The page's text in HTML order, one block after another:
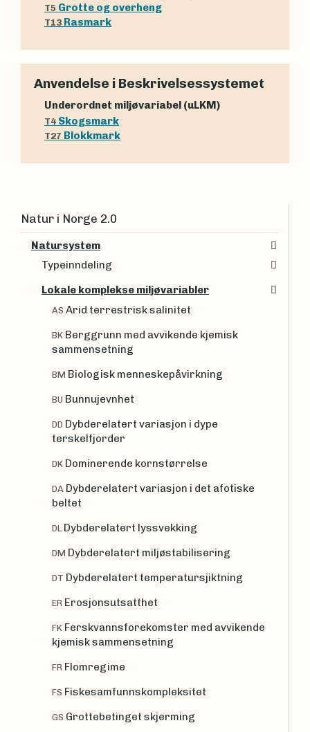
T5 Grotte og overheng
T13 Rasmark
Anvendelse i Beskrivelsessystemet
Underordnet miljøvariabel (uLKM)
T4 Skogsmark
T27 Blokkmark
Natur i Norge 2.0
Natursystem
Typeinndeling
Lokale komplekse miljøvariabler
AS Arid terrestrisk salinitet
BK Berggrunn med avvikende kjemisk
sammensetning
BM Biologisk menneskepåvirkning
BU Bunnujevnhet
DD Dybderelatert variasjon i dype
terskelfjorder
DK Dominerende kornstørrelse
DA Dybderelatert variasjon i det afotiske
beltet
DL Dybderelatert lyssvekking
DM Dybderelatert miljøstabilisering
DT Dybderelatert temperatursjiktning
ER Erosjonsutsatthet
FK Ferskvannsforekomster med avvikende
kjemisk sammensetning
FR Flomregime
FS Fiskesamfunnskompleksitet
GS Grottebetinget skjerming